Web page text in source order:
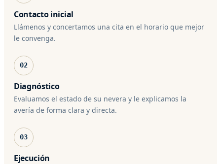
Contacto inicial
Llámenos y concertamos una cita en el horario que mejor
le convenga.
02
Diagnóstico
Evaluamos el estado de su nevera y le explicamos la
avería de forma clara y directa.
03
Ejecución